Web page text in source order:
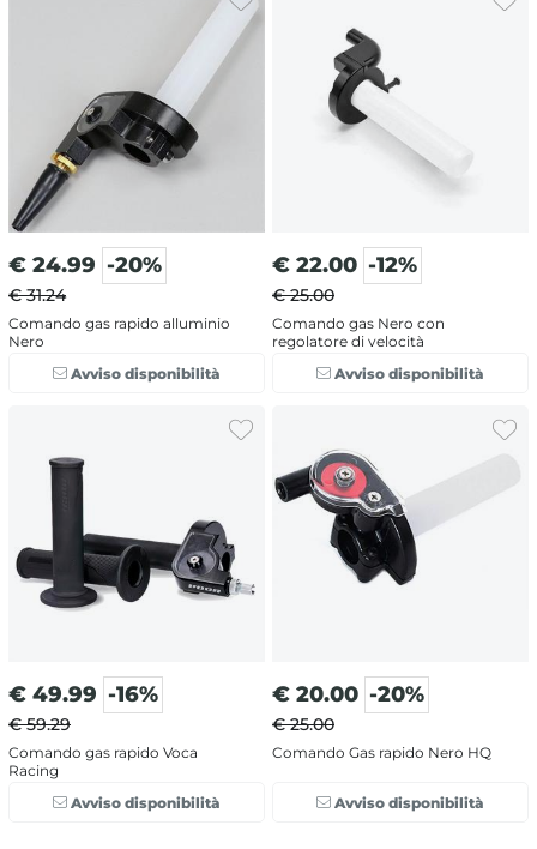
€ 24.99 -20%
€ 31.24
Comando gas rapido alluminio
Nero
Avviso disponibilità
€ 22.00 -12%
€ 25.00
Comando gas Nero con
regolatore di velocità
Avviso disponibilità
€ 49.99 -16%
€ 59.29
Comando gas rapido Voca
Racing
Avviso disponibilità
€ 20.00 -20%
€ 25.00
Comando Gas rapido Nero HQ
Avviso disponibilità